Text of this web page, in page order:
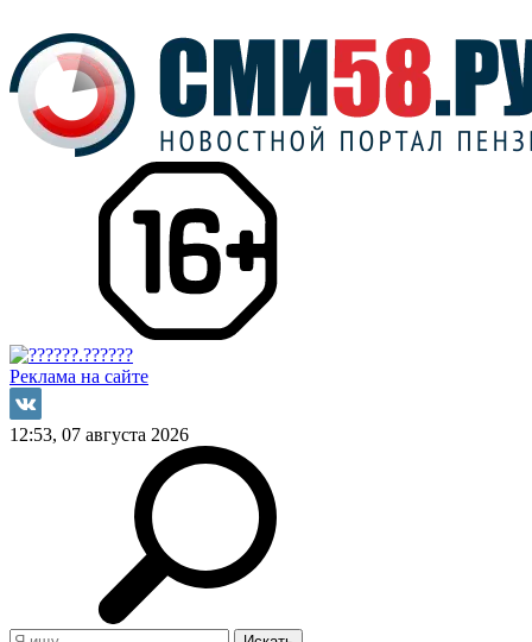
Реклама на сайте
12:53, 07 августа 2026